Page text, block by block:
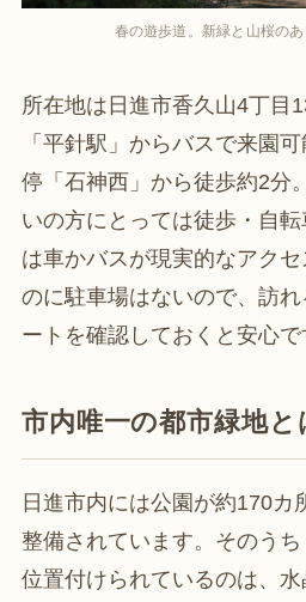
春の遊歩道。新緑と山桜のあ
所在地は日進市香久山4丁目
「平針駅」からバスで来園
停「石神西」から徒歩約2分
いの方にとっては徒歩・自
は車かバスが現実的なアク
のに駐車場はないので、訪
ートを確認しておくと安心で
市内唯一の都市緑地と
日進市内には公園が約170カ
整備されています。そのう
位置付けられているのは、